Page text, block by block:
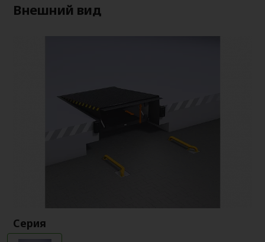
Внешний вид
Серия